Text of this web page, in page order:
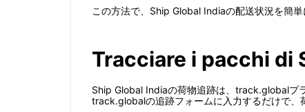
この方法で、Ship Global Indiaの配送状況を簡単
Tracciare i pacchi di
Ship Global Indiaの荷物追跡は、track.globalプ
track.globalの追跡フォームに入力するだけで、